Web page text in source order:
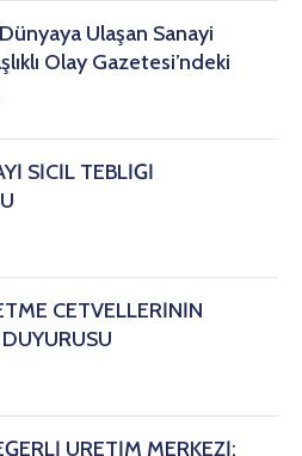
Ulaşan Sanayi
Olay Gazetesi’ndeki
SİCİL TEBLİĞİ
CETVELLERİNİN
ÜRETİM MERKEZİ: